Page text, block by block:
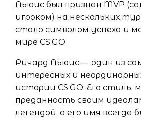
Льюис был признан MVP
игроком) на нескольких
стало символом успеха и
мире CS:GO.
Ричард Льюис — один из
интересных и
истории CS:GO. Его стиль,
преданность своим
легендой, а его имя всегда